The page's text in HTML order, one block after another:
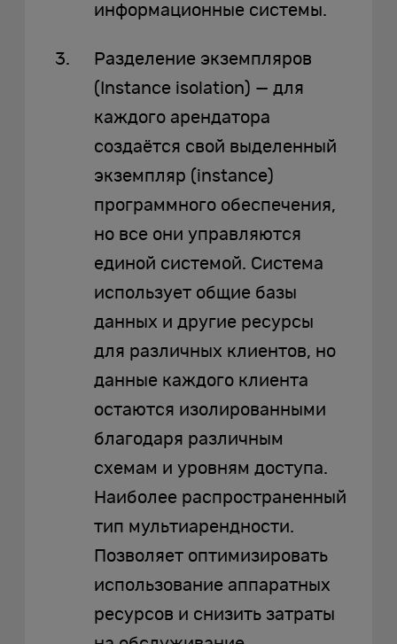
информационные системы.
Разделение экземпляров
(Instance isolation) — для
каждого арендатора
создаётся свой выделенный
экземпляр (instance)
программного обеспечения,
но все они управляются
единой системой. Система
использует общие базы
данных и другие ресурсы
для различных клиентов, но
данные каждого клиента
остаются изолированными
благодаря различным
схемам и уровням доступа.
Наиболее распространенный
тип мультиарендности.
Позволяет оптимизировать
использование аппаратных
ресурсов и снизить затраты